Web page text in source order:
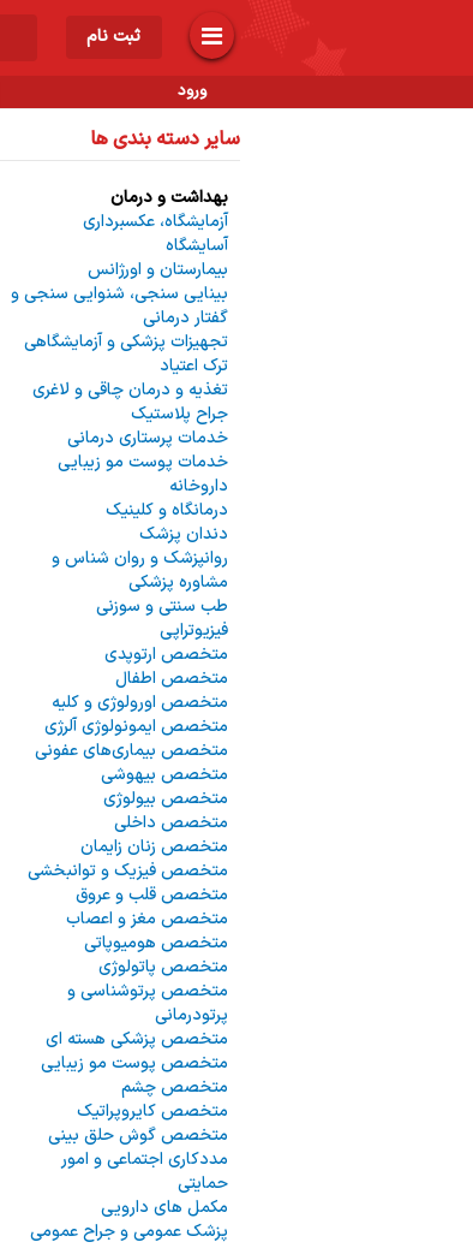
ثبت نام
ورود
سایر دسته بندی ها
بهداشت و درمان
آزمایشگاه، عکسبرداری
آسایشگاه
بیمارستان و اورژانس
بینایی سنجی، شنوایی سنجی و
گفتار درمانی
تجهیزات پزشکی و آزمایشگاهی
ترک اعتیاد
تغذیه و درمان چاقی و لاغری
جراح پلاستیک
خدمات پرستاری درمانی
خدمات پوست مو زیبایی
داروخانه
درمانگاه و کلینیک
دندان پزشک
روانپزشک و روان شناس و
مشاوره پزشکی
طب سنتی و سوزنی
فیزیوتراپی
متخصص ارتوپدی
متخصص اطفال
متخصص اورولوژی و کلیه
متخصص ایمونولوژی آلرژی
متخصص بیماری‌های عفونی
متخصص بیهوشی
متخصص بیولوژی
متخصص داخلی
متخصص زنان زایمان
متخصص فیزیک و توانبخشی
متخصص قلب و عروق
متخصص مغز و اعصاب
متخصص هومیوپاتی
متخصص پاتولوژی
متخصص پرتوشناسی و
پرتودرمانی
متخصص پزشکی هسته ای
متخصص پوست مو زیبایی
متخصص چشم
متخصص کایروپراتیک
متخصص گوش حلق بینی
مددکاری اجتماعی و امور
حمایتی
مکمل های دارویی
پزشک عمومی و جراح عمومی